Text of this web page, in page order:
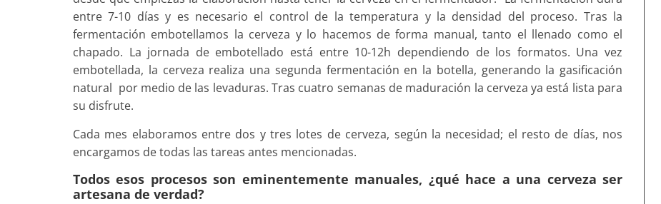
entre 7-10 días y es necesario el control de la temperatura y la densidad del proceso. Tras la
fermentación embotellamos la cerveza y lo hacemos de forma manual, tanto el llenado como el
chapado. La jornada de embotellado está entre 10-12h dependiendo de los formatos. Una vez
embotellada, la cerveza realiza una segunda fermentación en la botella, generando la gasificación
natural por medio de las levaduras. Tras cuatro semanas de maduración la cerveza ya está lista para
su disfrute.
Cada mes elaboramos entre dos y tres lotes de cerveza, según la necesidad; el resto de días, nos
encargamos de todas las tareas antes mencionadas.
Todos esos procesos son eminentemente manuales, ¿qué hace a una cerveza ser
artesana de verdad?